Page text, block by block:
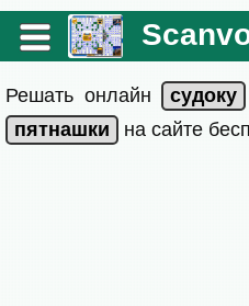
Решать онлайн
на сайте